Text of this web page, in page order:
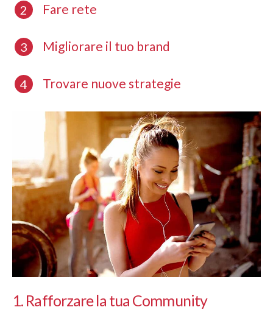
Fare rete
Migliorare il tuo brand
Trovare nuove strategie
1. Rafforzare la tua Community